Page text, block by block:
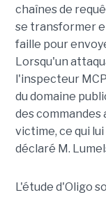
chaînes de
se transformer
faille pour
Lorsqu'un
l'inspecteur
du domaine
des
victime, ce qui
déclaré M.
L'étude d'Oligo